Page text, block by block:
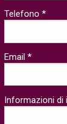
Telefono *
Email *
Informazioni di